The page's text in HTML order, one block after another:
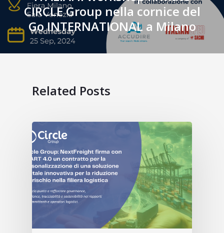
CIRCLE Group nella cornice del
Go INTERNATIONAL a Milano
Related Posts